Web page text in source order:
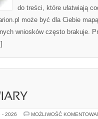
do treści, które ułatwiają
może być dla Ciebie
wniosków często brakuje.
- 2026 MOŻLIWOŚĆ